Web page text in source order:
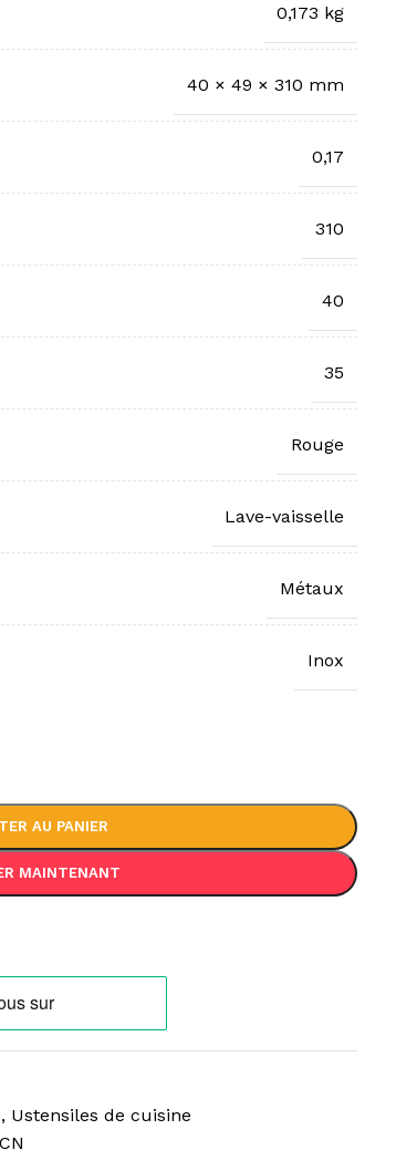
0,173 kg
40 × 49 × 310 mm
0,17
310
40
35
Rouge
Lave-vaisselle
Métaux
Inox
AU PANIER
MAINTENANT
, Ustensiles de cuisine
CN